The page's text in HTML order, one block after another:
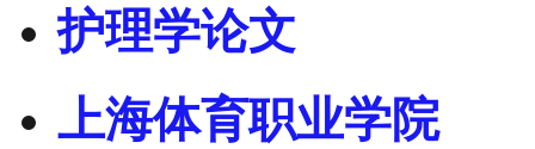
护理学论文
上海体育职业学院